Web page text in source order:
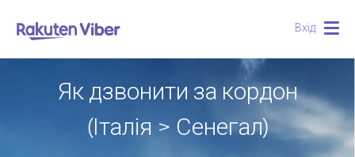
Вхід
Як дзвонити за кордон
(Італія > Сенегал)